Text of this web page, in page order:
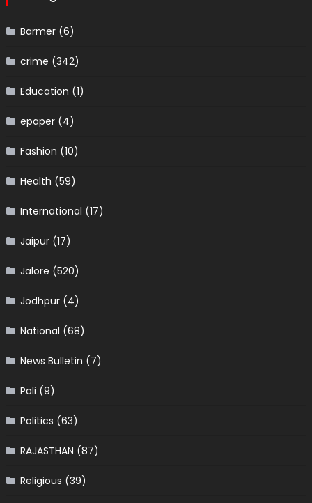
Barmer(6)
crime (342)
Education (1)
epaper(4)
Fashion (10)
Health (59)
International (17)
Jaipur(17)
Jalore (520)
Jodhpur(4)
National (68)
News Bulletin (7)
Pali (9)
Politics (63)
RAJASTHAN (87)
Religious (39)